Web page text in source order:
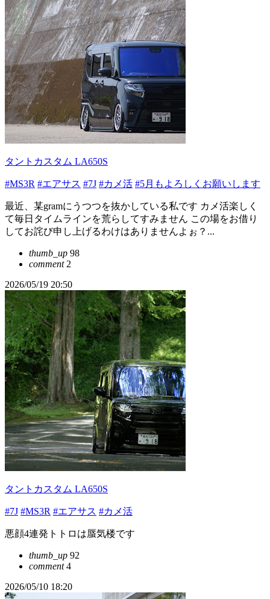
タントカスタム LA650S
#MS3R #エアサス #7J #カメ活 #5月もよろしくお願いします
最近、某gramにうつつを抜かしている私です カメ活楽しく
て毎日タイムラインを荒らしてすみません この場をお借り
してお詫び申し上げるわけはありませんよぉ？...
thumb_up 98
comment2
2026/05/19 20:50
タントカスタム LA650S
#7J #MS3R #エアサス #カメ活
悪顔4連発トトロは蜃気楼です
thumb_up 92
comment4
2026/05/10 18:20